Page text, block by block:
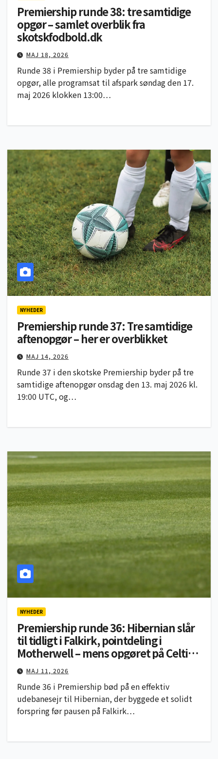
Premiership runde 38: tre samtidige
opgør – samlet overblik fra
skotskfodbold.dk
MAJ 18, 2026
Runde 38 i Premiership byder på tre samtidige
opgør, alle programsat til afspark søndag den 17.
maj 2026 klokken 13:00…
NYHEDER
Premiership runde 37: Tre samtidige
aftenopgør – her er overblikket
MAJ 14, 2026
Runde 37 i den skotske Premiership byder på tre
samtidige aftenopgør onsdag den 13. maj 2026 kl.
19:00 UTC, og…
NYHEDER
Premiership runde 36: Hibernian slår
til tidligt i Falkirk, pointdeling i
Motherwell – mens opgøret på Celtic
Park står for døren
MAJ 11, 2026
Runde 36 i Premiership bød på en effektiv
udebanesejr til Hibernian, der byggede et solidt
forspring før pausen på Falkirk…